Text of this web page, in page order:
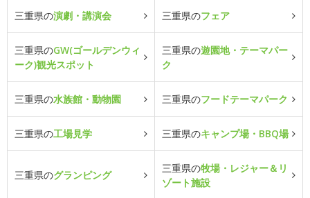
三重県の演劇・講演会 三重県のフェア
三重県のGW(ゴールデンウィ
ーク)観光スポット
三重県の遊園地・テーマパー
ク
三重県の水族館・動物園 三重県のフードテーマパーク
三重県の工場見学 三重県のキャンプ場・BBQ場
三重県のグランピング
三重県の牧場・レジャー＆リ
ゾート施設